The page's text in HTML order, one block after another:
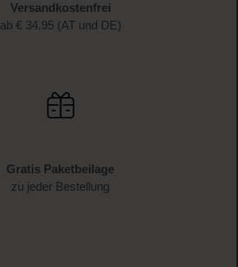
Versandkostenfrei
ab € 34.95 (AT und DE)
Gratis Paketbeilage
zu jeder Bestellung